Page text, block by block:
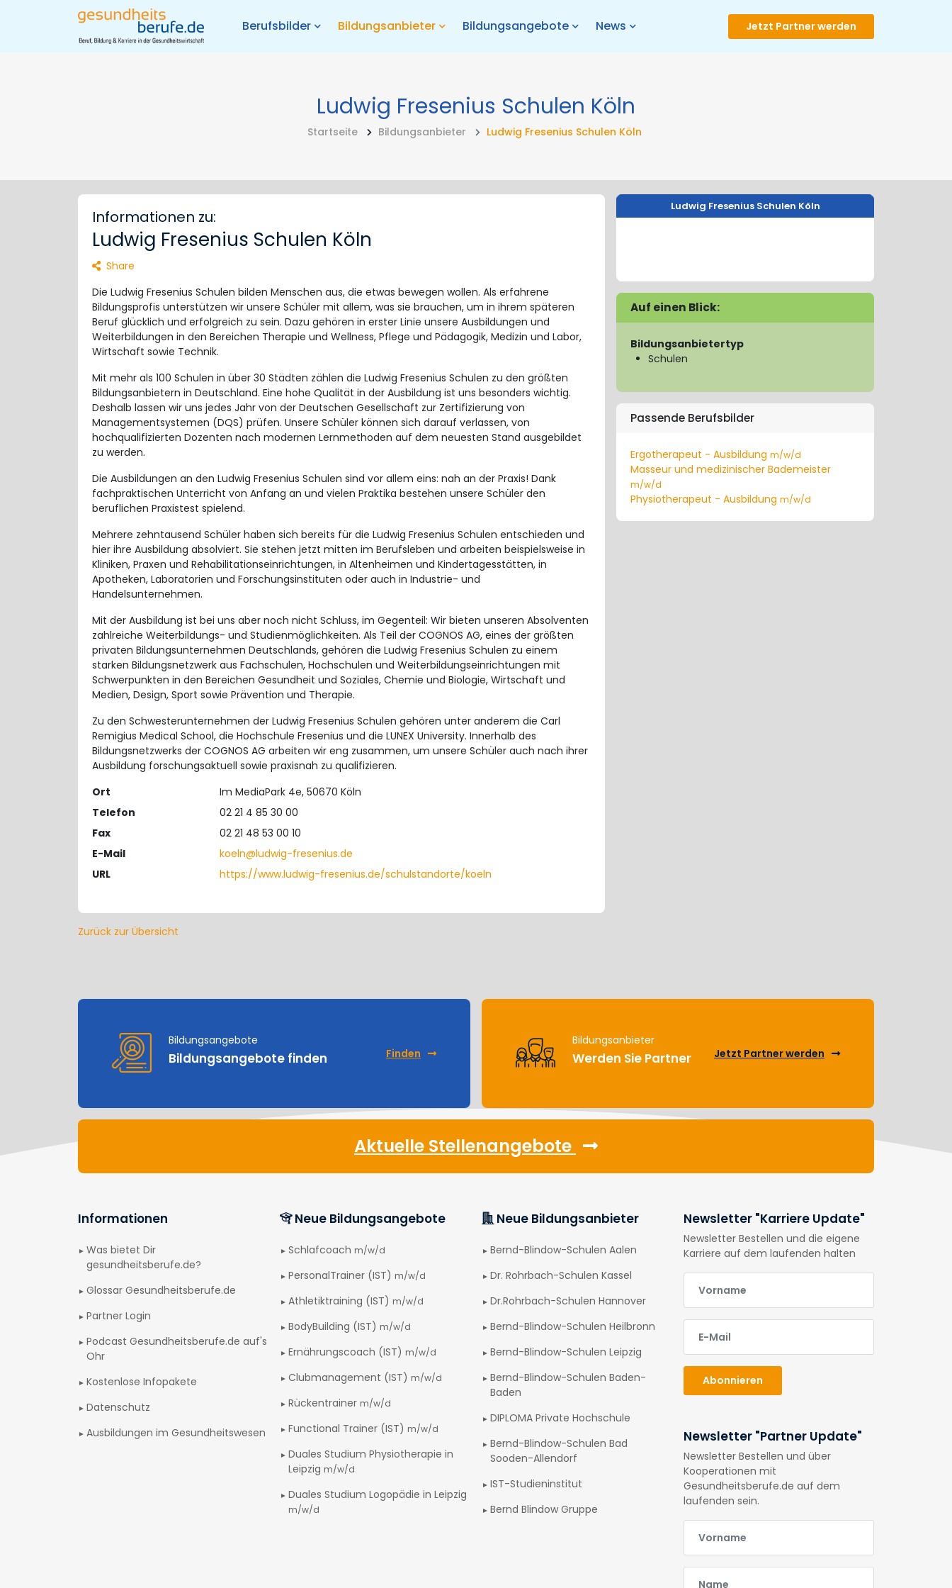
Berufsbilder Bildungsanbieter Bildungsangebote News Jetzt Partner werden
Ludwig Fresenius Schulen Köln
Startseite Bildungsanbieter Ludwig Fresenius Schulen Köln
Ludwig Fresenius Schulen Köln
Auf einen Blick:
Bildungsanbietertyp
Schulen
Passende Berufsbilder
Ergotherapeut - Ausbildung m/w/d
Masseur und medizinischer Bademeister
m/w/d
Physiotherapeut - Ausbildung m/w/d
Informationen zu:
Ludwig Fresenius Schulen Köln
Share
Die Ludwig Fresenius Schulen bilden Menschen aus, die etwas bewegen wollen. Als erfahrene
Bildungsprofis unterstützen wir unsere Schüler mit allem, was sie brauchen, um in ihrem späteren
Beruf glücklich und erfolgreich zu sein. Dazu gehören in erster Linie unsere Ausbildungen und
Weiterbildungen in den Bereichen Therapie und Wellness, Pflege und Pädagogik, Medizin und Labor,
Wirtschaft sowie Technik.
Mit mehr als 100 Schulen in über 30 Städten zählen die Ludwig Fresenius Schulen zu den größten
Bildungsanbietern in Deutschland. Eine hohe Qualität in der Ausbildung ist uns besonders wichtig.
Deshalb lassen wir uns jedes Jahr von der Deutschen Gesellschaft zur Zertifizierung von
Managementsystemen (DQS) prüfen. Unsere Schüler können sich darauf verlassen, von
hochqualifizierten Dozenten nach modernen Lernmethoden auf dem neuesten Stand ausgebildet
zu werden.
Die Ausbildungen an den Ludwig Fresenius Schulen sind vor allem eins: nah an der Praxis! Dank
fachpraktischen Unterricht von Anfang an und vielen Praktika bestehen unsere Schüler den
beruflichen Praxistest spielend.
Mehrere zehntausend Schüler haben sich bereits für die Ludwig Fresenius Schulen entschieden und
hier ihre Ausbildung absolviert. Sie stehen jetzt mitten im Berufsleben und arbeiten beispielsweise in
Kliniken, Praxen und Rehabilitationseinrichtungen, in Altenheimen und Kindertagesstätten, in
Apotheken, Laboratorien und Forschungsinstituten oder auch in Industrie- und
Handelsunternehmen.
Mit der Ausbildung ist bei uns aber noch nicht Schluss, im Gegenteil: Wir bieten unseren Absolventen
zahlreiche Weiterbildungs- und Studienmöglichkeiten. Als Teil der COGNOS AG, eines der größten
privaten Bildungsunternehmen Deutschlands, gehören die Ludwig Fresenius Schulen zu einem
starken Bildungsnetzwerk aus Fachschulen, Hochschulen und Weiterbildungseinrichtungen mit
Schwerpunkten in den Bereichen Gesundheit und Soziales, Chemie und Biologie, Wirtschaft und
Medien, Design, Sport sowie Prävention und Therapie.
Zu den Schwesterunternehmen der Ludwig Fresenius Schulen gehören unter anderem die Carl
Remigius Medical School, die Hochschule Fresenius und die LUNEX University. Innerhalb des
Bildungsnetzwerks der COGNOS AG arbeiten wir eng zusammen, um unsere Schüler auch nach ihrer
Ausbildung forschungsaktuell sowie praxisnah zu qualifizieren.
Ort
Im MediaPark 4e, 50670 Köln
Telefon
02 21 4 85 30 00
Fax
02 21 48 53 00 10
E-Mail
koeln@ludwig-fresenius.de
URL
https://www.ludwig-fresenius.de/schulstandorte/koeln
Zurück zur Übersicht
Bildungsangebote
Bildungsangebote finden Finden
Bildungsanbieter
Werden Sie Partner Jetzt Partner werden
Aktuelle Stellenangebote
Informationen
Was bietet Dir
gesundheitsberufe.de?
Glossar Gesundheitsberufe.de
Partner Login
Podcast Gesundheitsberufe.de auf's
Ohr
Kostenlose Infopakete
Datenschutz
Ausbildungen im Gesundheitswesen
Neue Bildungsangebote
Schlafcoach m/w/d
PersonalTrainer (IST) m/w/d
Athletiktraining (IST) m/w/d
BodyBuilding (IST) m/w/d
Ernährungscoach (IST) m/w/d
Clubmanagement (IST) m/w/d
Rückentrainer m/w/d
Functional Trainer (IST) m/w/d
Duales Studium Physiotherapie in
Leipzig m/w/d
Duales Studium Logopädie in Leipzig
m/w/d
Neue Bildungsanbieter
Bernd-Blindow-Schulen Aalen
Dr. Rohrbach-Schulen Kassel
Dr.Rohrbach-Schulen Hannover
Bernd-Blindow-Schulen Heilbronn
Bernd-Blindow-Schulen Leipzig
Bernd-Blindow-Schulen Baden-
Baden
DIPLOMA Private Hochschule
Bernd-Blindow-Schulen Bad
Sooden-Allendorf
IST-Studieninstitut
Bernd Blindow Gruppe
Newsletter "Karriere Update"
Newsletter Bestellen und die eigene
Karriere auf dem laufenden halten
Abonnieren
Newsletter "Partner Update"
Newsletter Bestellen und über
Kooperationen mit
Gesundheitsberufe.de auf dem
laufenden sein.